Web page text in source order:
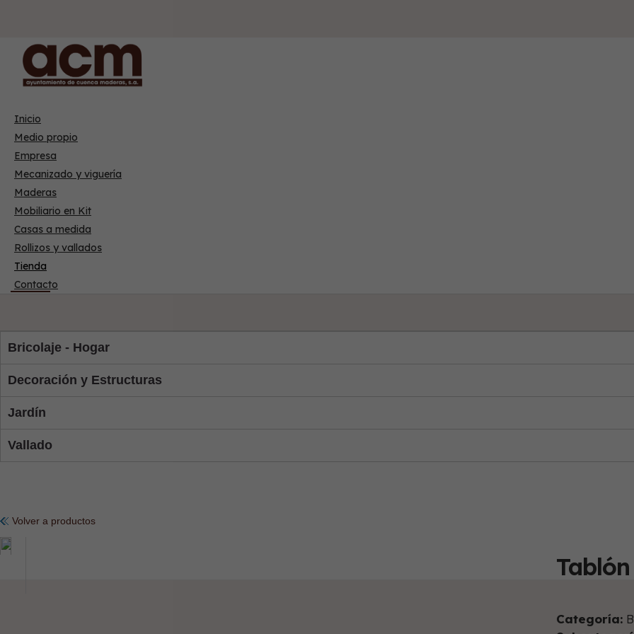
Inicio
Medio propio
Empresa
Mecanizado y viguería
Maderas
Mobiliario en Kit
Casas a medida
Rollizos y vallados
Tienda
Contacto
Bricolaje - Hogar
Decoración y Estructuras
Jardín
Vallado
Volver a productos
Categoría: